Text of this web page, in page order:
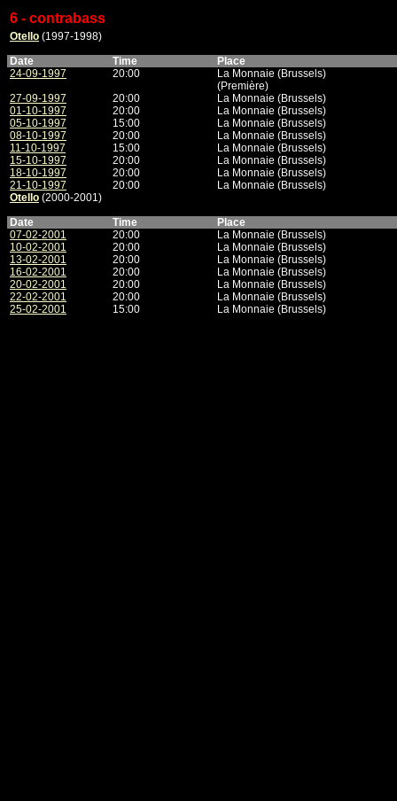
6 - contrabass
Otello (1997-1998)
Date
Time
Place
24-09-1997
20:00
La Monnaie (Brussels)
(Première)
27-09-1997
20:00
La Monnaie (Brussels)
01-10-1997
20:00
La Monnaie (Brussels)
05-10-1997
15:00
La Monnaie (Brussels)
08-10-1997
20:00
La Monnaie (Brussels)
11-10-1997
15:00
La Monnaie (Brussels)
15-10-1997
20:00
La Monnaie (Brussels)
18-10-1997
20:00
La Monnaie (Brussels)
21-10-1997
20:00
La Monnaie (Brussels)
Otello (2000-2001)
Date
Time
Place
07-02-2001
20:00
La Monnaie (Brussels)
10-02-2001
20:00
La Monnaie (Brussels)
13-02-2001
20:00
La Monnaie (Brussels)
16-02-2001
20:00
La Monnaie (Brussels)
20-02-2001
20:00
La Monnaie (Brussels)
22-02-2001
20:00
La Monnaie (Brussels)
25-02-2001
15:00 La Monnaie (Brussels)